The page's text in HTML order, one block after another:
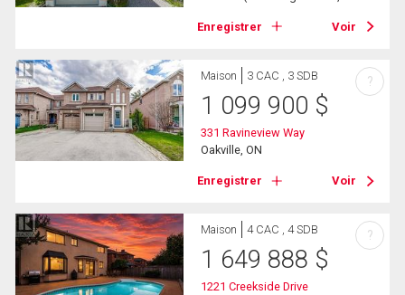
Enregistrer Voir
Maison 3 CAC , 3 SDB
1 099 900 $
331 Ravineview Way
Oakville, ON
Enregistrer Voir
?
Maison 4 CAC , 4 SDB
1 649 888 $
1221 Creekside Drive
?